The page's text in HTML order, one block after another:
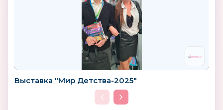
Выставка "Мир Детства-2025"